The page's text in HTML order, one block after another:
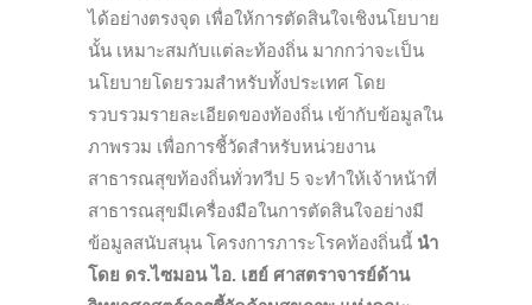
ได้อย่างตรงจุด เพื่อให้การตัดสินใจเชิงนโยบาย
นั้น เหมาะสมกับแต่ละท้องถิ่น มากกว่าจะเป็น
นโยบายโดยรวมสำหรับทั้งประเทศ โดย
รวบรวมรายละเอียดของท้องถิ่น เข้ากับข้อมูลใน
ภาพรวม เพื่อการชี้วัดสำหรับหน่วยงาน
สาธารณสุขท้องถิ่นทั่วทวีป 5 จะทำให้เจ้าหน้าที่
สาธารณสุขมีเครื่องมือในการตัดสินใจอย่างมี
ข้อมูลสนับสนุน โครงการภาระโรคท้องถิ่นนี้ นำ
โดย ดร.ไซมอน ไอ. เฮย์ ศาสตราจารย์ด้าน